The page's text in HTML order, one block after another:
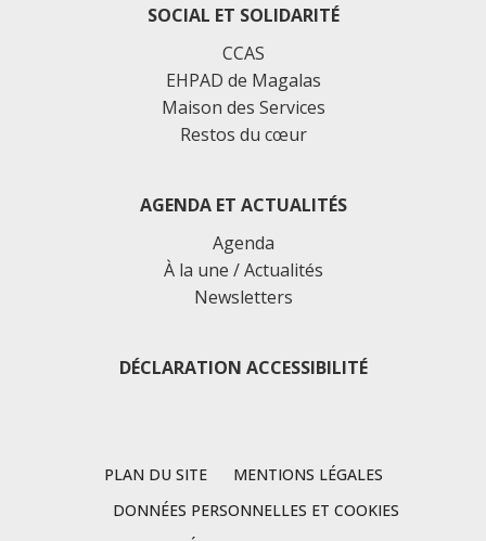
SOCIAL ET SOLIDARITÉ
CCAS
EHPAD de Magalas
Maison des Services
Restos du cœur
AGENDA ET ACTUALITÉS
Agenda
À la une / Actualités
Newsletters
DÉCLARATION ACCESSIBILITÉ
PLAN DU SITE
MENTIONS LÉGALES
DONNÉES PERSONNELLES ET COOKIES